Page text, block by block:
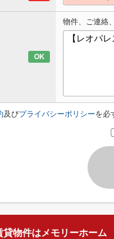
OK
物件、ご連絡
及びプライバシーポリシーを必
物件はメモリーホーム